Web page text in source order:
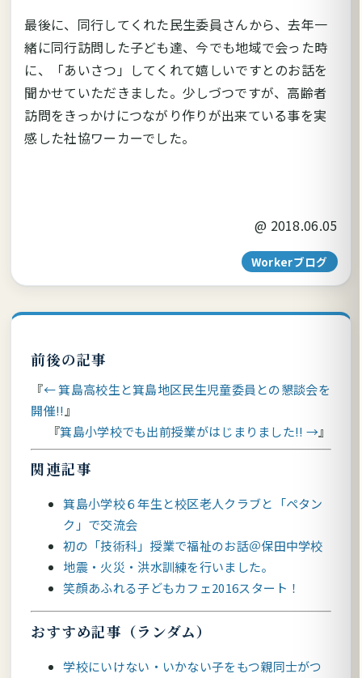
最後に、同行してくれた民生委員さんから、去年一
緒に同行訪問した子ども達、今でも地域で会った時
に、「あいさつ」してくれて嬉しいですとのお話を
聞かせていただきました。少しづつですが、高齢者
訪問をきっかけにつながり作りが出来ている事を実
感した社協ワーカーでした。
@ 2018.06.05
Workerブログ
前後の記事
← 箕島高校生と箕島地区民生児童委員との懇談会を
開催!!
箕島小学校でも出前授業がはじまりました!! →
関連記事
箕島小学校６年生と校区老人クラブと「ペタン
ク」で交流会
初の「技術科」授業で福祉のお話＠保田中学校
地震・火災・洪水訓練を行いました。
笑顔あふれる子どもカフェ2016スタート！
おすすめ記事（ランダム）
学校にいけない・いかない子をもつ親同士がつ